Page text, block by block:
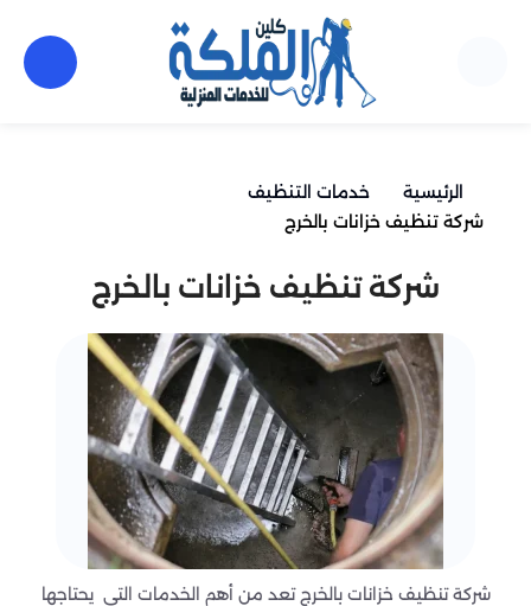
الرئيسية
خدمات التنظيف
شركة تنظيف خزانات بالخرج
شركة تنظيف خزانات بالخرج
شركة تنظيف خزانات بالخرج تعد من أهم الخدمات التي يحتاجها